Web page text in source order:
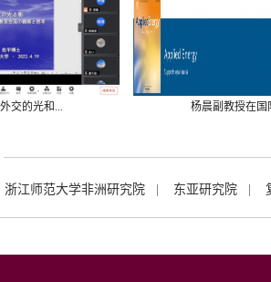
... 杨晨副教授在国际...
浙江师范大学非洲研究院 东亚研究院